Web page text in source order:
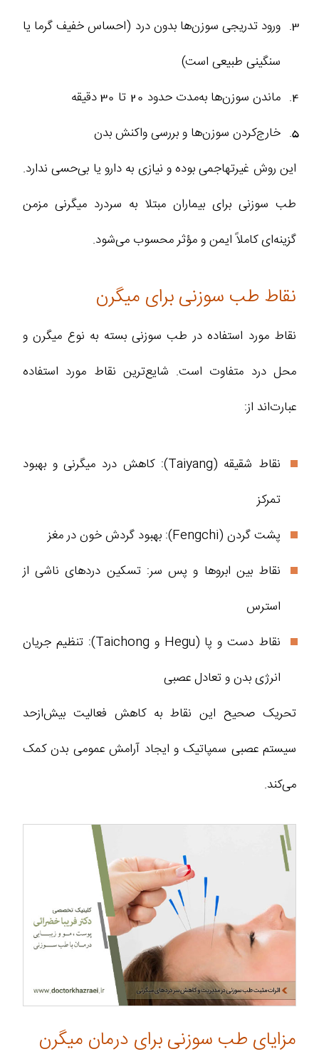
ورود تدریجی سوزن‌ها بدون درد (احساس خفیف گرما یا
سنگینی طبیعی است)
ماندن سوزن‌ها به‌مدت حدود 20 تا 30 دقیقه
خارج‌کردن سوزن‌ها و بررسی واکنش بدن
این روش غیرتهاجمی بوده و نیازی به دارو یا بی‌حسی ندارد.
طب سوزنی برای بیماران مبتلا به سردرد میگرنی مزمن
گزینه‌ای کاملاً ایمن و مؤثر محسوب می‌شود.
نقاط طب سوزنی برای میگرن
نقاط مورد استفاده در طب سوزنی بسته به نوع میگرن و
محل درد متفاوت است. شایع‌ترین نقاط مورد استفاده
عبارت‌اند از:
نقاط شقیقه (Taiyang): کاهش درد میگرنی و بهبود
تمرکز
پشت گردن (Fengchi): بهبود گردش خون در مغز
نقاط بین ابروها و پس سر: تسکین دردهای ناشی از
استرس
نقاط دست و پا (Hegu و Taichong): تنظیم جریان
انرژی بدن و تعادل عصبی
تحریک صحیح این نقاط به کاهش فعالیت بیش‌ازحد
سیستم عصبی سمپاتیک و ایجاد آرامش عمومی بدن کمک
می‌کند.
مزایای طب سوزنی برای درمان میگرن